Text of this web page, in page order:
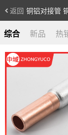
返回 铜铝对接管
综合 新品 热